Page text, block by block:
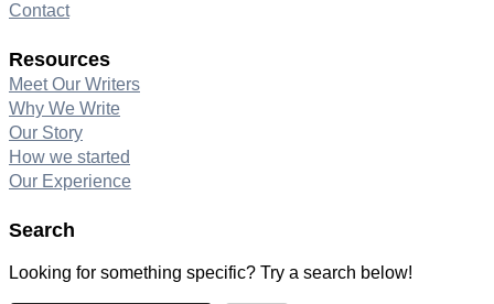
Contact
Resources
Meet Our Writers
Why We Write
Our Story
How we started
Our Experience
Search
Looking for something specific? Try a search below!